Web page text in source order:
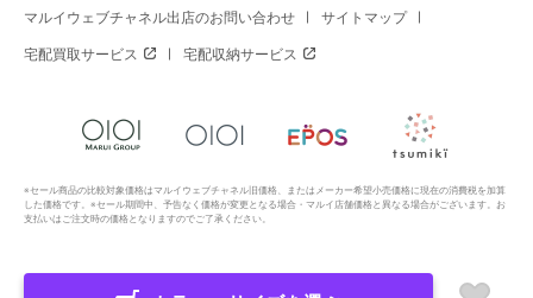
マルイウェブチャネル出店のお問い合わせ サイトマップ
宅配買取サービス 宅配収納サービス
※セール商品の比較対象価格はマルイウェブチャネル旧価格、またはメーカー希望小売価格に現在の消費税を加算
した価格です。※セール期間中、予告なく価格が変更となる場合・マルイ店舗価格と異なる場合がございます。お
支払いはご注文時の価格となりますのでご了承ください。